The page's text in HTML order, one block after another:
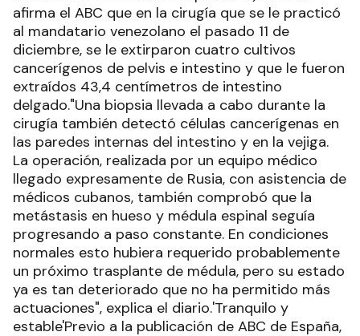
afirma el ABC que en la cirugía que se le practicó
al mandatario venezolano el pasado 11 de
diciembre, se le extirparon cuatro cultivos
cancerígenos de pelvis e intestino y que le fueron
extraídos 43,4 centímetros de intestino
delgado."Una biopsia llevada a cabo durante la
cirugía también detectó células cancerígenas en
las paredes internas del intestino y en la vejiga.
La operación, realizada por un equipo médico
llegado expresamente de Rusia, con asistencia de
médicos cubanos, también comprobó que la
metástasis en hueso y médula espinal seguía
progresando a paso constante. En condiciones
normales esto hubiera requerido probablemente
un próximo trasplante de médula, pero su estado
ya es tan deteriorado que no ha permitido más
actuaciones", explica el diario.'Tranquilo y
estable'Previo a la publicación de ABC de España,